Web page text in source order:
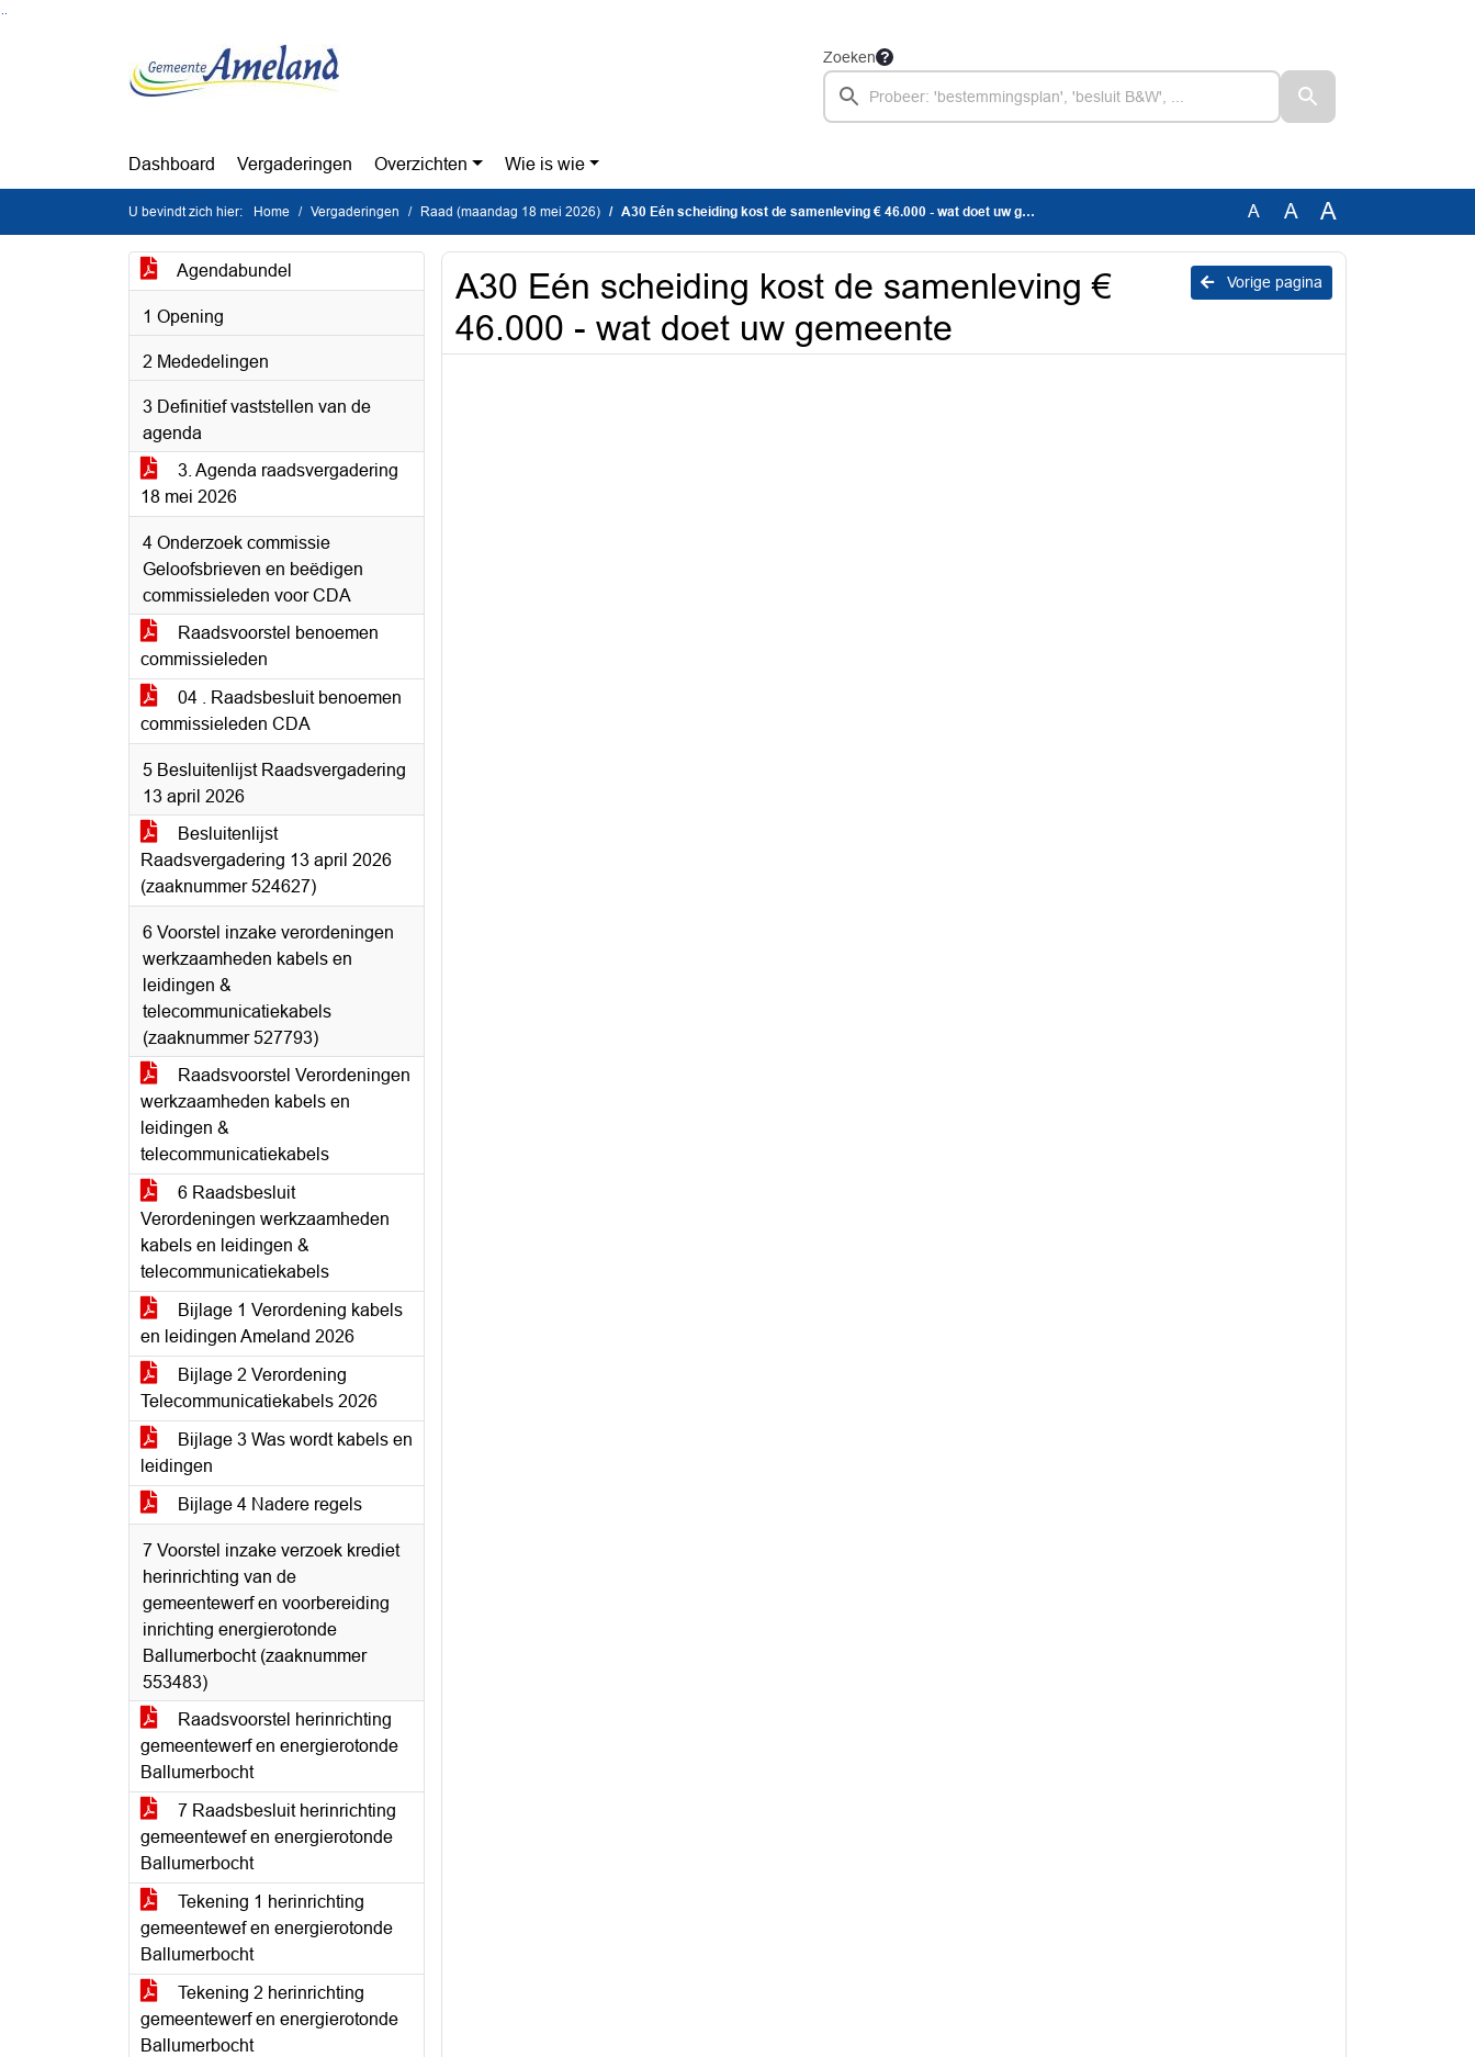
Zoeken
Dashboard Vergaderingen Overzichten Wie is wie
U bevindt zich hier: Home Vergaderingen Raad (maandag 18 mei 2026) A30 Eén scheiding kost de samenleving € 46.000 - wat doet uw gemeente A A A
Agendabundel
1 Opening
2 Mededelingen
3 Definitief vaststellen van de
agenda
3. Agenda raadsvergadering
18 mei 2026
4 Onderzoek commissie
Geloofsbrieven en beëdigen
commissieleden voor CDA
Raadsvoorstel benoemen
commissieleden
04 . Raadsbesluit benoemen
commissieleden CDA
5 Besluitenlijst Raadsvergadering
13 april 2026
Besluitenlijst
Raadsvergadering 13 april 2026
(zaaknummer 524627)
6 Voorstel inzake verordeningen
werkzaamheden kabels en
leidingen &
telecommunicatiekabels
(zaaknummer 527793)
Raadsvoorstel Verordeningen
werkzaamheden kabels en
leidingen &
telecommunicatiekabels
6 Raadsbesluit
Verordeningen werkzaamheden
kabels en leidingen &
telecommunicatiekabels
Bijlage 1 Verordening kabels
en leidingen Ameland 2026
Bijlage 2 Verordening
Telecommunicatiekabels 2026
Bijlage 3 Was wordt kabels en
leidingen
Bijlage 4 Nadere regels
7 Voorstel inzake verzoek krediet
herinrichting van de
gemeentewerf en voorbereiding
inrichting energierotonde
Ballumerbocht (zaaknummer
553483)
Raadsvoorstel herinrichting
gemeentewerf en energierotonde
Ballumerbocht
7 Raadsbesluit herinrichting
gemeentewef en energierotonde
Ballumerbocht
Tekening 1 herinrichting
gemeentewef en energierotonde
Ballumerbocht
Tekening 2 herinrichting
gemeentewerf en energierotonde
Ballumerbocht
Vorige pagina
A30 Eén scheiding kost de samenleving €
46.000 - wat doet uw gemeente